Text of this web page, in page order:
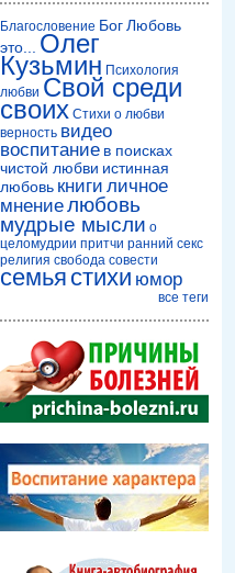
Благословение БогЛюбовь
это...
Олег
Кузьмин Психология
любви Свой среди
своих Стихи о любви
верность видео
воспитание в поисках
чистой любви истинная
любовь книги личное
мнениелюбовь
мудрые мысли о
целомудрии притчи ранний секс
религия свобода совести
семья стихи юмор
все теги